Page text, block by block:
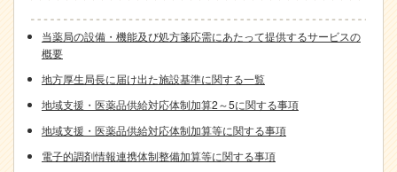
当薬局の設備・機能及び処方箋応需にあたって提供するサービスの
概要
地方厚生局長に届け出た施設基準に関する一覧
地域支援・医薬品供給対応体制加算2～5に関する事項
地域支援・医薬品供給対応体制加算等に関する事項
電子的調剤情報連携体制整備加算等に関する事項